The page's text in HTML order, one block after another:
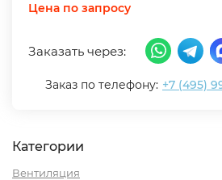
Цена по запросу
Заказать через:
Заказ по телефону: +7 (495)
Категории
Вентиляция